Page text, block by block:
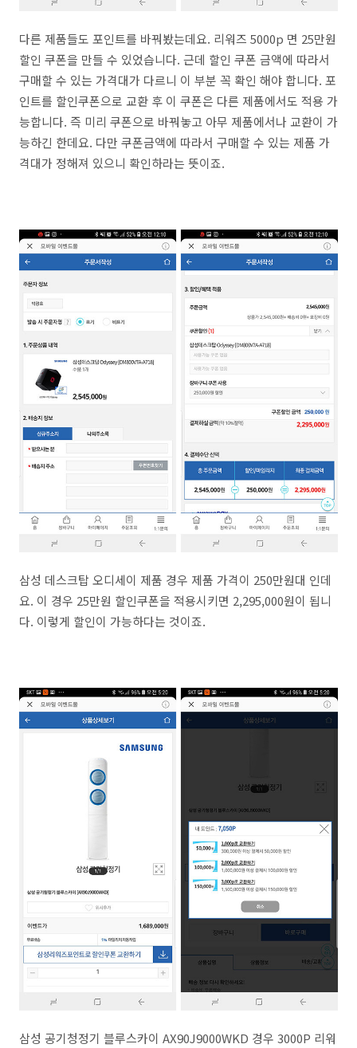
다른 제품들도 포인트를 바꿔봤는데요. 리워즈 5000p 면 25만원
할인 쿠폰을 만들 수 있었습니다. 근데 할인 쿠폰 금액에 따라서
구매할 수 있는 가격대가 다르니 이 부분 꼭 확인 해야 합니다. 포
인트를 할인쿠폰으로 교환 후 이 쿠폰은 다른 제품에서도 적용 가
능합니다. 즉 미리 쿠폰으로 바꿔놓고 아무 제품에서나 교환이 가
능하긴 한데요. 다만 쿠폰금액에 따라서 구매할 수 있는 제품 가
격대가 정해져 있으니 확인하라는 뜻이죠.
삼성 데스크탑 오디세이 제품 경우 제품 가격이 250만원대 인데
요. 이 경우 25만원 할인쿠폰을 적용시키면 2,295,000원이 됩니
다. 이렇게 할인이 가능하다는 것이죠.
삼성 공기청정기 블루스카이 AX90J9000WKD 경우 3000P 리워